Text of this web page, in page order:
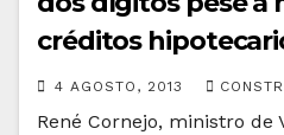
créditos
4 AGOSTO, 2013
René Cornejo, ministro de